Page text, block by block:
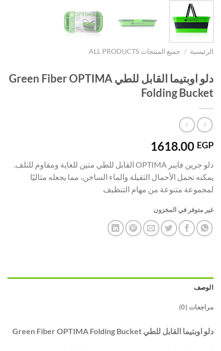
الرئيسية / جميع المنتجات ALL PRODUCTS
دلو اوبتيما القابل للطي Green Fiber OPTIMA
Folding Bucket
1618.00 EGP
دلو جرين فايبر OPTIMA القابل للطي متين للغاية ومقاوم للتلف.
يمكنه تحمل الأحمال الثقيلة والماء الساخن، مما يجعله مثاليًا
لمجموعة متنوعة من مهام التنظيف
غير متوفر في المخزون
الوصف
مراجعات (0)
دلو اوبتيما القابل للطي Green Fiber OPTIMA Folding Bucket